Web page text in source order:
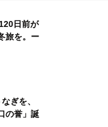
日前が
旅を。ー
ぎを、
の誉」誕